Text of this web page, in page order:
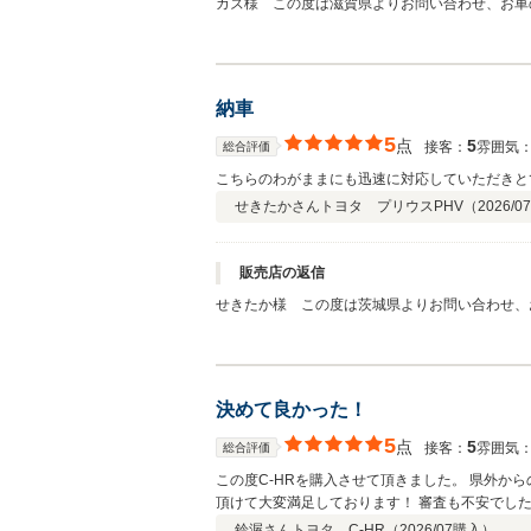
カズ様 この度は滋賀県よりお問い合わせ、お
納車
総合評価 5点 接客： 5雰囲気
こちらのわがままにも迅速に対応していただき
せきたかさん トヨタ プリウスPHV（2026/07
販売店の返信
せきたか様 この度は茨城県よりお問い合わせ、
決めて良かった！
総合評価 5点 接客： 5雰囲気
この度C-HRを購入させて頂きました。 県外か
頂けて大変満足しております！ 審査も不安でし